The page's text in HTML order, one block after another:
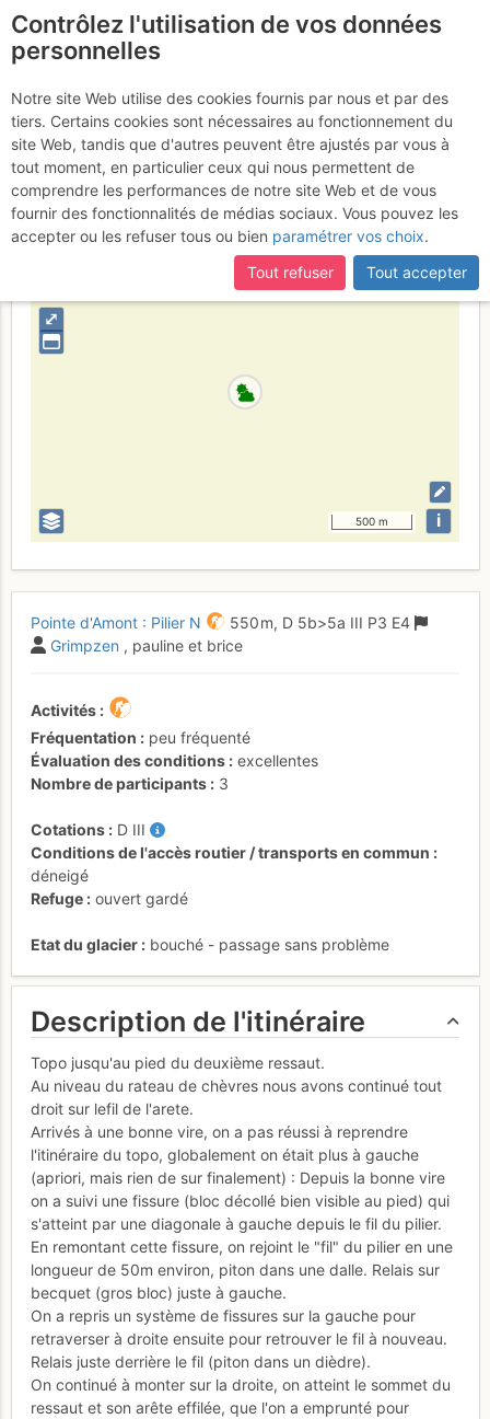
certaines pages ne sont plus accessibles, manquantes ou
incomplètes, déconnectez-vous puis reconnectez-vous à votre
compte sur le site.
Pointe d'Amont : Pilier N
Dimanche 20 août 2017
France Isère Écrins
⤢
500 m i
Pointe d'Amont : Pilier N 550 m, D 5b>5a III P3 E4
Grimpzen , pauline et brice
Activités
Fréquentation
peu fréquenté
Évaluation des conditions
excellentes
Nombre de participants
3
Cotations D III
Conditions de l'accès routier / transports en commun
déneigé
Refuge
ouvert gardé
Etat du glacier bouché - passage sans problème
Description de l'itinéraire
Topo jusqu'au pied du deuxième ressaut.
Au niveau du rateau de chèvres nous avons continué tout
droit sur lefil de l'arete.
Arrivés à une bonne vire, on a pas réussi à reprendre
l'itinéraire du topo, globalement on était plus à gauche
(apriori, mais rien de sur finalement) : Depuis la bonne vire
on a suivi une fissure (bloc décollé bien visible au pied) qui
s'atteint par une diagonale à gauche depuis le fil du pilier.
En remontant cette fissure, on rejoint le "fil" du pilier en une
longueur de 50m environ, piton dans une dalle. Relais sur
becquet (gros bloc) juste à gauche.
On a repris un système de fissures sur la gauche pour
retraverser à droite ensuite pour retrouver le fil à nouveau.
Relais juste derrière le fil (piton dans un dièdre).
On continué à monter sur la droite, on atteint le sommet du
ressaut et son arête effilée, que l'on a emprunté pour
Contrôlez l'utilisation de vos données
personnelles
Notre site Web utilise des cookies fournis par nous et par des
tiers. Certains cookies sont nécessaires au fonctionnement du
site Web, tandis que d'autres peuvent être ajustés par vous à
tout moment, en particulier ceux qui nous permettent de
comprendre les performances de notre site Web et de vous
fournir des fonctionnalités de médias sociaux. Vous pouvez les
accepter ou les refuser tous ou bien paramétrer vos choix.
Tout refuser
Tout accepter